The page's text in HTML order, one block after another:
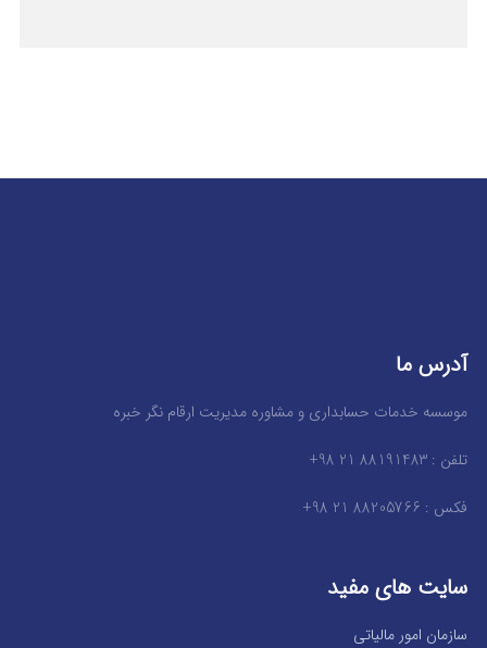
آدرس ما
موسسه خدمات حسابداری و مشاوره مدیریت ارقام نگر خبره
تلفن : 88191483 21 98+
فکس : 88205766 21 98+
سایت های مفید
سازمان امور مالیاتی